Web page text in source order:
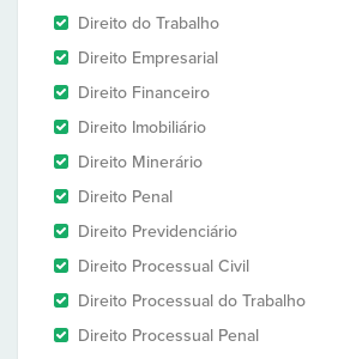
Direito do Trabalho
Direito Empresarial
Direito Financeiro
Direito Imobiliário
Direito Minerário
Direito Penal
Direito Previdenciário
Direito Processual Civil
Direito Processual do Trabalho
Direito Processual Penal